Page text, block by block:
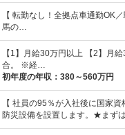
【 転勤なし！全拠点車通勤OK
馬の…
【1】月給30万円以上 【2】月
合。 ※経…
初年度の年収： 380～560万円
【 社員の95％が入社後に国家
防災設備を設置します。★まず